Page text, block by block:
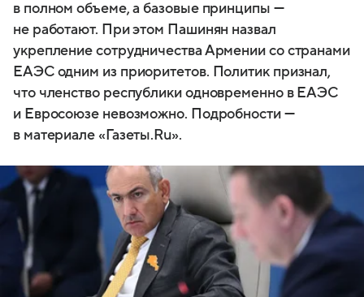
в полном объеме, а базовые принципы —
не работают. При этом Пашинян назвал
укрепление сотрудничества Армении со странами
ЕАЭС одним из приоритетов. Политик признал,
что членство республики одновременно в ЕАЭС
и Евросоюзе невозможно. Подробности —
в материале «Газеты.Ru».